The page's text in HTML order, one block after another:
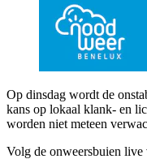
Op dinsdag wordt de
kans op lokaal klank- en
worden niet meteen
Volg de onweersbuien live